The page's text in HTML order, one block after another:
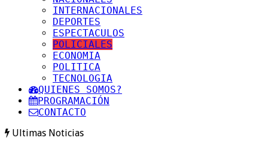
INTERNACIONALES
DEPORTES
ESPECTACULOS
POLICIALES
ECONOMIA
POLITICA
TECNOLOGIA
QUIENES SOMOS?
PROGRAMACIÓN
CONTACTO
Ultimas Noticias